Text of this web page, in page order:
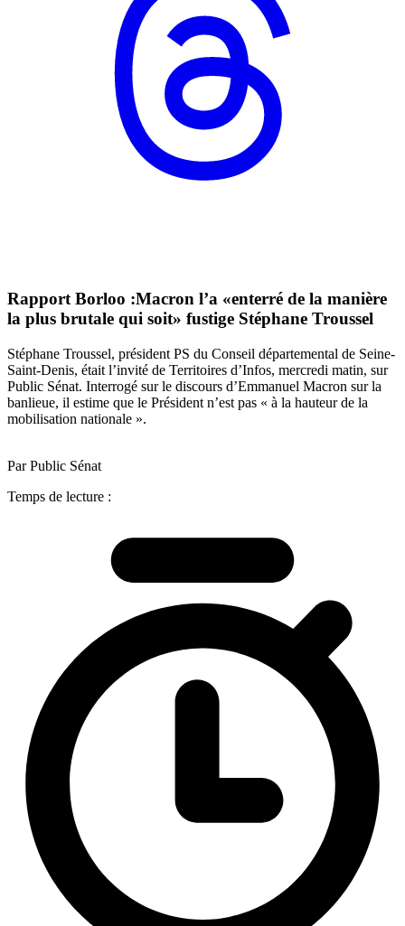
Rapport Borloo :Macron l’a «enterré de la manière
la plus brutale qui soit» fustige Stéphane Troussel
Stéphane Troussel, président PS du Conseil départemental de Seine-
Saint-Denis, était l’invité de Territoires d’Infos, mercredi matin, sur
Public Sénat. Interrogé sur le discours d’Emmanuel Macron sur la
banlieue, il estime que le Président n’est pas « à la hauteur de la
mobilisation nationale ».
Par Public Sénat
Temps de lecture :